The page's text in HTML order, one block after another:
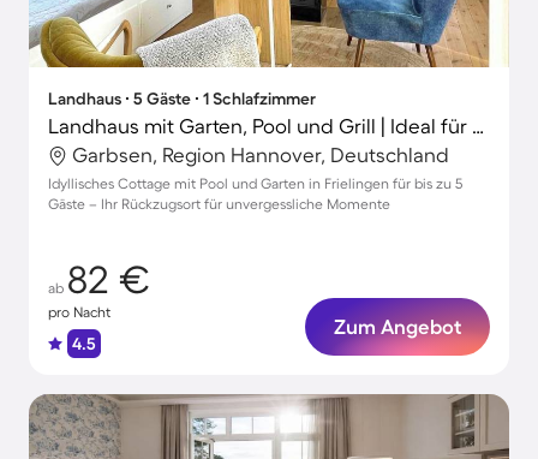
Landhaus ∙ 5 Gäste ∙ 1 Schlafzimmer
Landhaus mit Garten, Pool und Grill | Ideal für Homeoffice
Garbsen, Region Hannover, Deutschland
Idyllisches Cottage mit Pool und Garten in Frielingen für bis zu 5
Gäste – Ihr Rückzugsort für unvergessliche Momente
ab 82 €
pro Nacht
4.5
Zum Angebot